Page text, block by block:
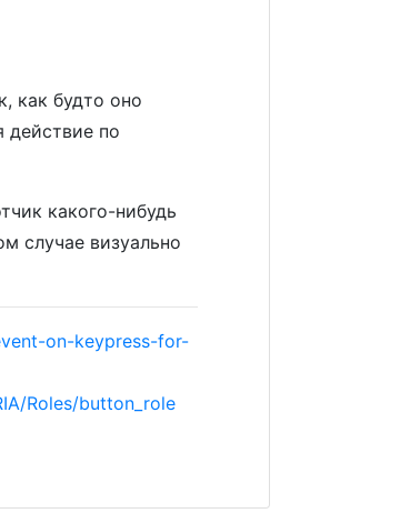
как будто оно
действие по
какого-нибудь
случае визуально
on-keypress-for-
Roles/button_role